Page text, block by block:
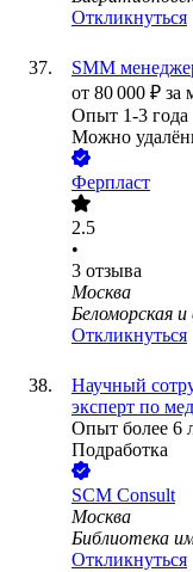
Откликнуться
SMM
от 80 000 ₽ за
Опыт 1-3 года
Можно
Ферпласт
2.5
•
3 отзыва
Москва
Беломорская и
Откликнуться
Научный
эксперт по
Опыт более 6
Подработка
SCM Consult
Москва
Библиотека
Откликнуться